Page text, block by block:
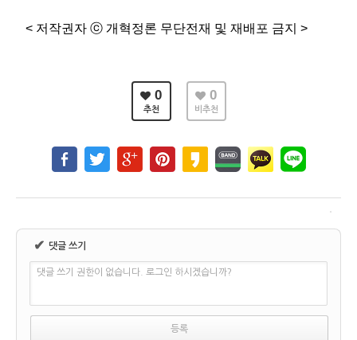
< 저작권자 ⓒ 개혁정론 무단전재 및 재배포 금지 >
0
추천
0
비추천
✔ 댓글 쓰기
댓글 쓰기 권한이 없습니다. 로그인 하시겠습니까?